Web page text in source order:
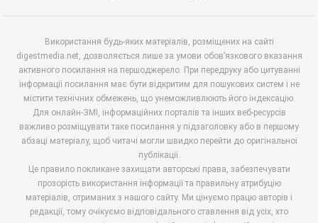
Використання будь-яких матеріалів, розміщених на сайті
digestmedia.net, дозволяється лише за умови обов’язкового вказання
активного посилання на першоджерело. При передруку або цитуванні
інформації посилання має бути відкритим для пошукових систем і не
містити технічних обмежень, що унеможливлюють його індексацію.
Для онлайн-ЗМІ, інформаційних порталів та інших веб-ресурсів
важливо розміщувати таке посилання у підзаголовку або в першому
абзаці матеріалу, щоб читачі могли швидко перейти до оригінальної
публікації.
Це правило покликане захищати авторські права, забезпечувати
прозорість використання інформації та правильну атрибуцію
матеріалів, отриманих з нашого сайту. Ми цінуємо працю авторів і
редакції, тому очікуємо відповідального ставлення від усіх, хто